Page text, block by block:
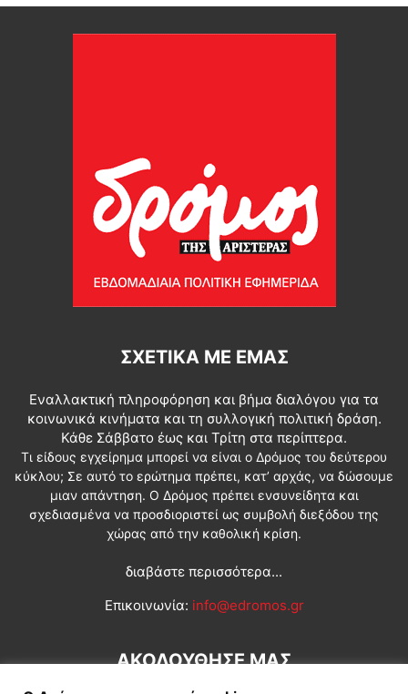
ΣΧΕΤΙΚΆ ΜΕ ΕΜΆΣ
Εναλλακτική πληροφόρηση και βήμα διαλόγου για τα
κοινωνικά κινήματα και τη συλλογική πολιτική δράση.
Κάθε Σάββατο έως και Τρίτη στα περίπτερα.
Τι είδους εγχείρημα μπορεί να είναι ο Δρόμος του δεύτερου
κύκλου; Σε αυτό το ερώτημα πρέπει, κατ’ αρχάς, να δώσουμε
μιαν απάντηση. Ο Δρόμος πρέπει ενσυνείδητα και
σχεδιασμένα να προσδιοριστεί ως συμβολή διεξόδου της
χώρας από την καθολική κρίση.
διαβάστε περισσότερα...
Επικοινωνία: info@edromos.gr
ΑΚΟΛΟΥΘΗΣΕ ΜΑΣ